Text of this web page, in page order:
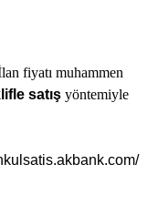
fiyatı muhammen
satış yöntemiyle